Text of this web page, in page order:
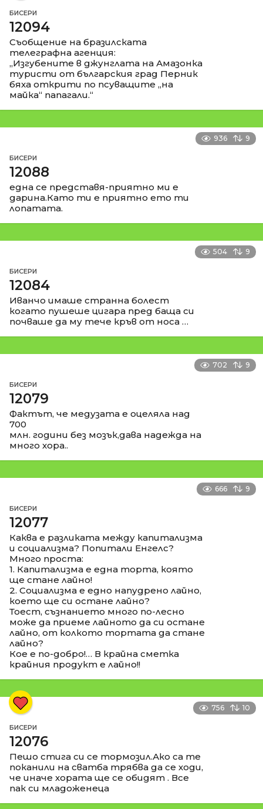
БИСЕРИ
12094
Съобщение на бразилската
телеграфна агенция:
„Изгубените в джунглата на Амазонка
туристи от българския град Перник
бяха открити по псуващите „на
майка“ папагали.“
936 9
БИСЕРИ
12088
една се представя-приятно ми е
дарина.Като ти е приятно ето ти
лопатата.
504 9
БИСЕРИ
12084
Иванчо имаше странна болест
когато пушеше цигара пред баща си
почваше да му тече кръв от носа …
702 9
БИСЕРИ
12079
Фактът, че медузата е оцеляла над
700
млн. години без мозък,дава надежда на
много хора..
666 9
БИСЕРИ
12077
Каква е разликата между капитализма
и социализма? Попитали Енгелс?
Много проста:
1. Капитализма е една торта, която
ще стане лайно!
2. Социализма е едно напудрено лайно,
което ще си остане лайно?
Тоест, съзнанието много по-лесно
може да приеме лайното да си остане
лайно, от колкото тортата да стане
лайно?
Кое е по-добро!… В крайна сметка
крайния продукт е лайно!!
756 10
БИСЕРИ
12076
Пешо стига си се тормозил.Ако са те
поканили на сватба трябва да се ходи,
че иначе хората ще се обидят . Все
пак си младоженеца